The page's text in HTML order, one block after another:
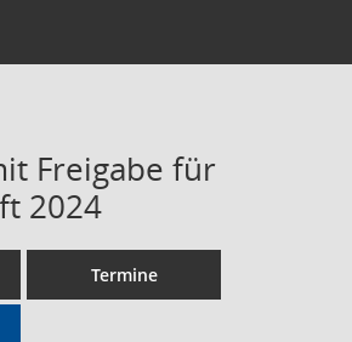
Freigabe für
2024
Termine